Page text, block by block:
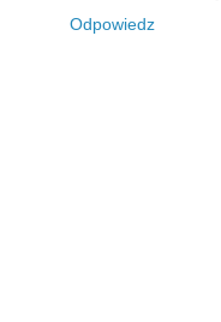
Odpowiedz